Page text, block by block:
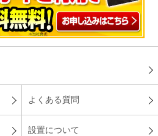
よくある質問
設置について